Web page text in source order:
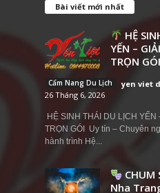
Bài viết mới nhất
HỆ
YẾN –
TRỌN
Cẩm Nang Du Lịch yen viet
26 Tháng 6, 2026
HỆ SINH THÁI DU LỊCH YẾN
TRỌN GÓI Uy tín – Chuyên
hành trình Hệ...
Nha